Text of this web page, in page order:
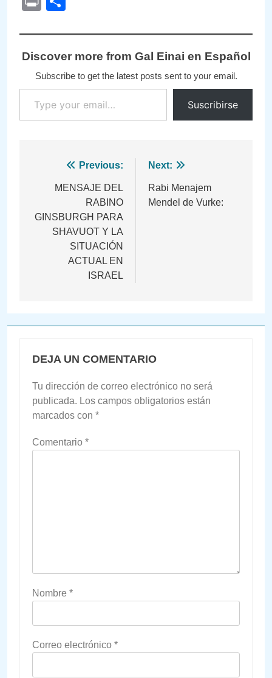
Discover more from Gal Einai en Español
Subscribe to get the latest posts sent to your email.
Type your email…
Suscribirse
Navegación
entradas
Previous:
MENSAJE DEL
RABINO
GINSBURGH PARA
SHAVUOT Y LA
SITUACIÓN
ACTUAL EN
ISRAEL
Next:
Rabi Menajem
Mendel de Vurke:
DEJA UN COMENTARIO
Tu dirección de correo electrónico no será
publicada. Los campos obligatorios están
marcados con *
Comentario *
Nombre *
Correo electrónico *